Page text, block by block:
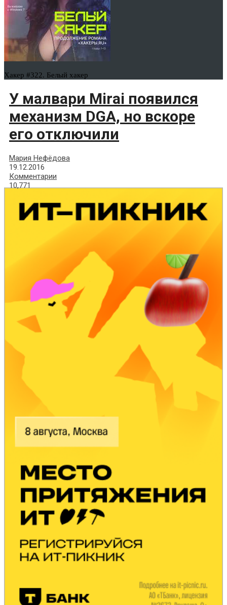
Хакер #322. Белый хакер
У малвари Mirai появился
механизм DGA, но вскоре
его отключили
Мария Нефёдова
19.12.2016
Комментарии
10,771